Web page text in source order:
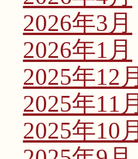
2026年3月
2026年1月
2025年12月
2025年11月
2025年10月